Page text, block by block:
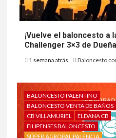
¡Vuelve el baloncesto a
Challenger 3×3 de
1 semana atrás Baloncesto
BALONCESTO PALENTINO
BALONCESTO VENTA DE BAÑOS
CB VILLAMURIEL
ELDANA CB
FILIPENSES BALONCESTO
SÚPER AGROPAL PALENCIA